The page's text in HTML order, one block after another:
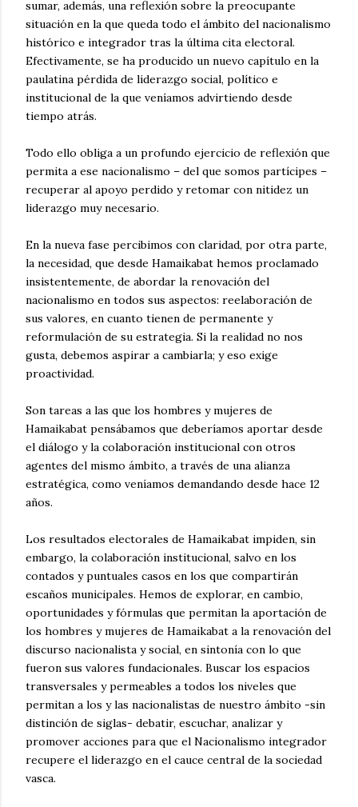
sumar, además, una reflexión sobre la preocupante
situación en la que queda todo el ámbito del nacionalismo
histórico e integrador tras la última cita electoral.
Efectivamente, se ha producido un nuevo capítulo en la
paulatina pérdida de liderazgo social, político e
institucional de la que veníamos advirtiendo desde
tiempo atrás.
Todo ello obliga a un profundo ejercicio de reflexión que
permita a ese nacionalismo – del que somos partícipes –
recuperar al apoyo perdido y retomar con nitidez un
liderazgo muy necesario.
En la nueva fase percibimos con claridad, por otra parte,
la necesidad, que desde Hamaikabat hemos proclamado
insistentemente, de abordar la renovación del
nacionalismo en todos sus aspectos: reelaboración de
sus valores, en cuanto tienen de permanente y
reformulación de su estrategia. Si la realidad no nos
gusta, debemos aspirar a cambiarla; y eso exige
proactividad.
Son tareas a las que los hombres y mujeres de
Hamaikabat pensábamos que deberíamos aportar desde
el diálogo y la colaboración institucional con otros
agentes del mismo ámbito, a través de una alianza
estratégica, como veníamos demandando desde hace 12
años.
Los resultados electorales de Hamaikabat impiden, sin
embargo, la colaboración institucional, salvo en los
contados y puntuales casos en los que compartirán
escaños municipales. Hemos de explorar, en cambio,
oportunidades y fórmulas que permitan la aportación de
los hombres y mujeres de Hamaikabat a la renovación del
discurso nacionalista y social, en sintonía con lo que
fueron sus valores fundacionales. Buscar los espacios
transversales y permeables a todos los niveles que
permitan a los y las nacionalistas de nuestro ámbito -sin
distinción de siglas- debatir, escuchar, analizar y
promover acciones para que el Nacionalismo integrador
recupere el liderazgo en el cauce central de la sociedad
vasca.